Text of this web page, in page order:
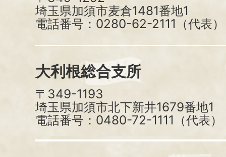
埼玉県加須市麦倉1481番地1
電話番号：0280-62-2111（代表）
大利根総合支所
〒349-1193
埼玉県加須市北下新井1679番地1
電話番号：0480-72-1111（代表）